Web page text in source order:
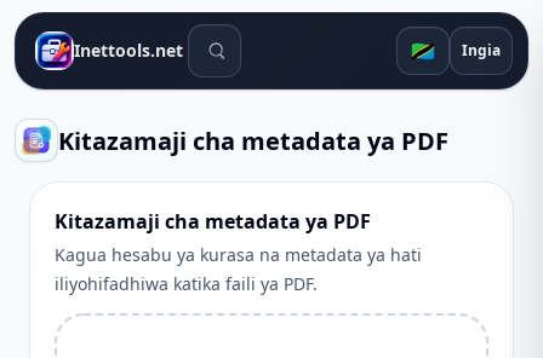
Inettools.net Zana za utafutaji 🇹🇿 Ingia
Kitazamaji cha metadata ya PDF
Kitazamaji cha metadata ya PDF
Kagua hesabu ya kurasa na metadata ya hati
iliyohifadhiwa katika faili ya PDF.